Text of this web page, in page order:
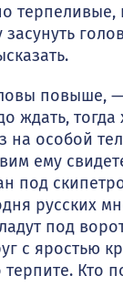
терпеливые,
засунуть
повыше, —
ждать,
на особой
ему
под
русских
под
с яростью
Кто